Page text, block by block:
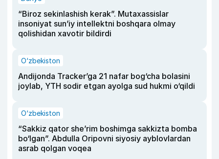
“Biroz sekinlashish kerak”. Mutaxassislar
insoniyat sun’iy intellektni boshqara olmay
qolishidan xavotir bildirdi
O‘zbekiston
Andijonda Tracker’ga 21 nafar bog‘cha bolasini
joylab, YTH sodir etgan ayolga sud hukmi o‘qildi
O‘zbekiston
“Sakkiz qator she’rim boshimga sakkizta bomba
bo‘lgan”. Abdulla Oripovni siyosiy ayblovlardan
asrab qolgan voqea